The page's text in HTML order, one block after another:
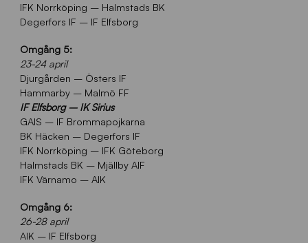
IFK Norrköping – Halmstads BK
Degerfors IF – IF Elfsborg
Omgång 5:
23-24 april
Djurgården – Östers IF
Hammarby – Malmö FF
IF Elfsborg – IK Sirius
GAIS – IF Brommapojkarna
BK Häcken – Degerfors IF
IFK Norrköping – IFK Göteborg
Halmstads BK – Mjällby AIF
IFK Värnamo – AIK
Omgång 6:
26-28 april
AIK – IF Elfsborg